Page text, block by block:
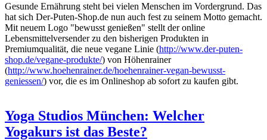
Gesunde Ernährung steht bei vielen Menschen im Vordergrund. Das
hat sich Der-Puten-Shop.de nun auch fest zu seinem Motto gemacht.
Mit neuem Logo "bewusst genießen" stellt der online
Lebensmittelversender zu den bisherigen Produkten in
Premiumqualität, die neue vegane Linie (http://www.der-puten-
shop.de/vegane-produkte/) von Höhenrainer
(http://www.hoehenrainer.de/hoehenrainer-vegan-bewusst-
geniessen/) vor, die es im Onlineshop ab sofort zu kaufen gibt.
Yoga Studios München: Welcher
Yogakurs ist das Beste?